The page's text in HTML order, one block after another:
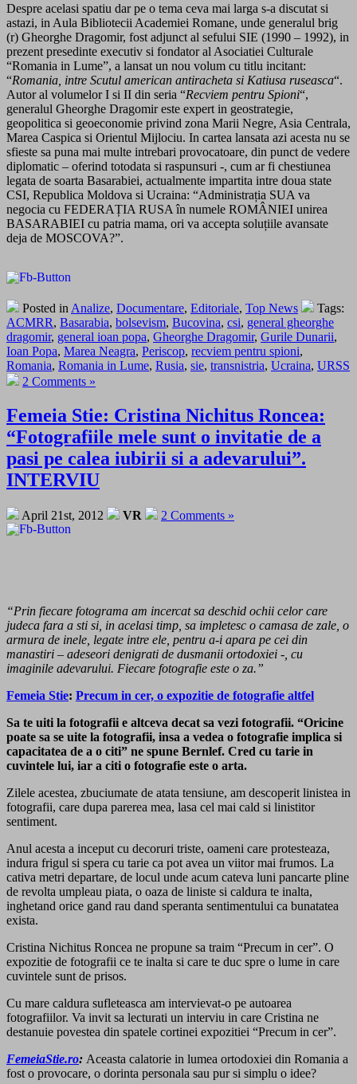
Despre acelasi spatiu dar pe o tema ceva mai larga s-a discutat si
astazi, in Aula Bibliotecii Academiei Romane, unde generalul brig
(r) Gheorghe Dragomir, fost adjunct al sefului SIE (1990 – 1992), in
prezent presedinte executiv si fondator al Asociatiei Culturale
“Romania in Lume”, a lansat un nou volum cu titlu incitant:
“Romania, intre Scutul american antiracheta si Katiusa ruseasca“.
Autor al volumelor I si II din seria “Recviem pentru Spioni“,
generalul Gheorghe Dragomir este expert in geostrategie,
geopolitica si geoeconomie privind zona Marii Negre, Asia Centrala,
Marea Caspica si Orientul Mijlociu. In cartea lansata azi acesta nu se
sfieste sa puna mai multe intrebari provocatoare, din punct de vedere
diplomatic – oferind totodata si raspunsuri -, cum ar fi chestiunea
legata de soarta Basarabiei, actualmente impartita intre doua state
CSI, Republica Moldova si Ucraina: “Administrația SUA va
negocia cu FEDERAȚIA RUSA în numele ROMÂNIEI unirea
BASARABIEI cu patria mama, ori va accepta soluțiile avansate
deja de MOSCOVA?”.
Posted in Analize, Documentare, Editoriale, Top News
Tags:
ACMRR, Basarabia, bolsevism, Bucovina, csi, general gheorghe
dragomir, general ioan popa, Gheorghe Dragomir, Gurile Dunarii,
Ioan Popa, Marea Neagra, Periscop, recviem pentru spioni,
Romania, Romania in Lume, Rusia, sie, transnistria, Ucraina, URSS
2 Comments »
Femeia Stie: Cristina Nichitus Roncea:
“Fotografiile mele sunt o invitatie de a
pasi pe calea iubirii si a adevarului”.
INTERVIU
April 21st, 2012 VR 2 Comments »
“Prin fiecare fotograma am incercat sa deschid ochii celor care
judeca fara a sti si, in acelasi timp, sa impletesc o camasa de zale, o
armura de inele, legate intre ele, pentru a-i apara pe cei din
manastiri – adeseori denigrati de dusmanii ortodoxiei -, cu
imaginile adevarului. Fiecare fotografie este o za.”
Femeia Stie: Precum in cer, o expozitie de fotografie altfel
Sa te uiti la fotografii e altceva decat sa vezi fotografii. “Oricine
poate sa se uite la fotografii, insa a vedea o fotografie implica si
capacitatea de a o citi” ne spune Bernlef. Cred cu tarie in
cuvintele lui, iar a citi o fotografie este o arta.
Zilele acestea, zbuciumate de atata tensiune, am descoperit linistea in
fotografii, care dupa parerea mea, lasa cel mai cald si linistitor
sentiment.
Anul acesta a inceput cu decoruri triste, oameni care protesteaza,
indura frigul si spera cu tarie ca pot avea un viitor mai frumos. La
cativa metri departare, de locul unde acum cateva luni pancarte pline
de revolta umpleau piata, o oaza de liniste si caldura te inalta,
inghetand orice gand rau dand speranta sentimentului ca bunatatea
exista.
Cristina Nichitus Roncea ne propune sa traim “Precum in cer”. O
expozitie de fotografii ce te inalta si care te duc spre o lume in care
cuvintele sunt de prisos.
Cu mare caldura sufleteasca am intervievat-o pe autoarea
fotografiilor. Va invit sa lecturati un interviu in care Cristina ne
destanuie povestea din spatele cortinei expozitiei “Precum in cer”.
FemeiaStie.ro: Aceasta calatorie in lumea ortodoxiei din Romania a
fost o provocare, o dorinta personala sau pur si simplu o idee?